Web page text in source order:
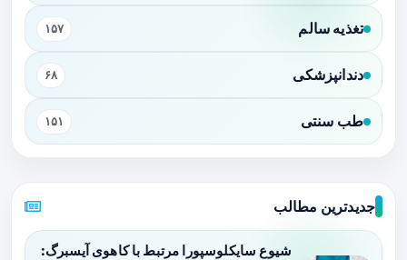
تغذیه سالم ۱۵۷
دندانپزشکی ۶۸
طب سنتی ۱۵۱
جدیدترین مطالب
شیوع سایکلوسپورا مرتبط با کاهوی آیسبرگ: